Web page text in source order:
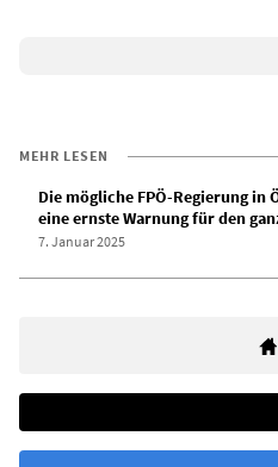
MEHR LESEN
Die mögliche FPÖ-Regierung in
eine ernste Warnung für den
7. Januar 2025